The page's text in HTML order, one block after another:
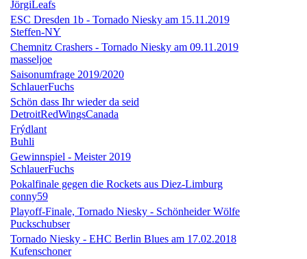
JörgiLeafs
ESC Dresden 1b - Tornado Niesky am 15.11.2019
Steffen-NY
Chemnitz Crashers - Tornado Niesky am 09.11.2019
masseljoe
Saisonumfrage 2019/2020
SchlauerFuchs
Schön dass Ihr wieder da seid
DetroitRedWingsCanada
Frýdlant
Buhli
Gewinnspiel - Meister 2019
SchlauerFuchs
Pokalfinale gegen die Rockets aus Diez-Limburg
conny59
Playoff-Finale, Tornado Niesky - Schönheider Wölfe
Puckschubser
Tornado Niesky - EHC Berlin Blues am 17.02.2018
Kufenschoner